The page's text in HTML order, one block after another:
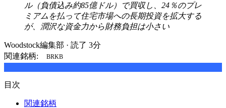
ル（負債込み約85億ドル）で買収し、24％のプレ
ミアムを払って住宅市場への長期投資を拡大する
が、潤沢な資金力から財務負担は小さい
Woodstock編集部 · 読了 3分
関連銘柄:
BRKB
目次
関連銘柄